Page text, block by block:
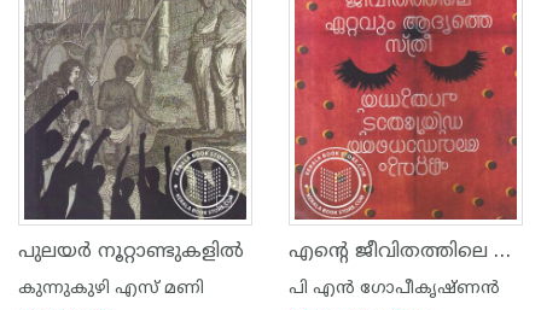
പുലയര്‍ നൂറ്റാണ്ടുകളില്‍
കുന്നുകുഴി എസ് മണി
എന്റെ ജീവിതത്തിലെ ഏറ്റവും ആദ്യത്തെ സ്ത്രീ ഏറ്റവും അവസാനത്തെ സ്ത്രീയോട് പറയുന്നത്
പി എന്‍ ഗോപീകൃഷ്ണന്‍